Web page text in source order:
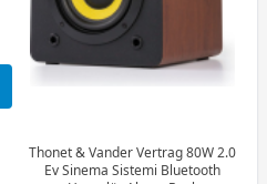
Thonet & Vander Vertrag 80W 2.0
Ev Sinema Sistemi Bluetooth